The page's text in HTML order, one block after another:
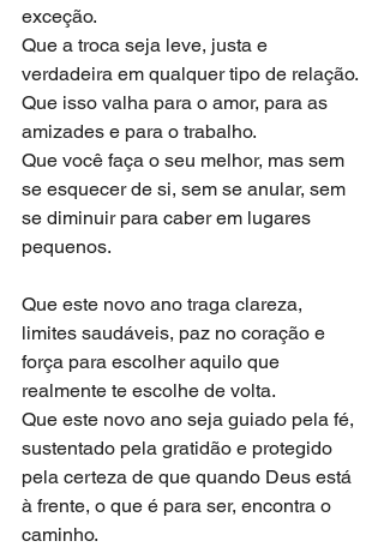
exceção.
Que a troca seja leve, justa e
verdadeira em qualquer tipo de relação.
Que isso valha para o amor, para as
amizades e para o trabalho.
Que você faça o seu melhor, mas sem
se esquecer de si, sem se anular, sem
se diminuir para caber em lugares
pequenos.
Que este novo ano traga clareza,
limites saudáveis, paz no coração e
força para escolher aquilo que
realmente te escolhe de volta.
Que este novo ano seja guiado pela fé,
sustentado pela gratidão e protegido
pela certeza de que quando Deus está
à frente, o que é para ser, encontra o
caminho.